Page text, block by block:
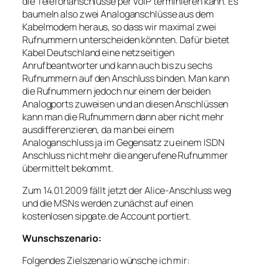
baumeln also zwei Analoganschlüsse aus dem
Kabelmodem heraus, so dass wir maximal zwei
Rufnummern unterscheiden könnten. Dafür bietet
Kabel Deutschland eine netzseitigen
Anrufbeantworter und kann auch bis zu sechs
Rufnummern auf den Anschluss binden. Man kann
die Rufnummern jedoch nur einem der beiden
Analogports zuweisen und an diesen Anschlüssen
kann man die Rufnummern dann aber nicht mehr
ausdifferenzieren, da man bei einem
Analoganschluss ja im Gegensatz zu einem ISDN
Anschluss nicht mehr die angerufene Rufnummer
übermittelt bekommt.
Zum 14.01.2009 fällt jetzt der Alice-Anschluss weg
und die MSNs werden zunächst auf einen
kostenlosen sipgate.de Account portiert.
Wunschszenario:
Folgendes Zielszenario wünsche ich mir: